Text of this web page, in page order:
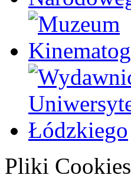
Pliki Cookies